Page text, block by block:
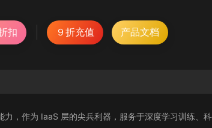
扣 ９折充值 产品文档
，作为 IaaS 层的尖兵利器，服务于深度学习训练、